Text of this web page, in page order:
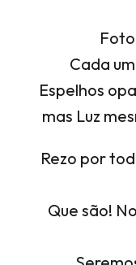
Cada
Espelhos
mas Luz
Rezo por
Que são!